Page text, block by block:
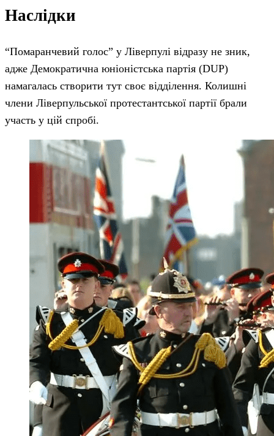
Наслідки
“Помаранчевий голос” у Ліверпулі відразу не зник,
адже Демократична юніоністська партія (DUP)
намагалась створити тут своє відділення. Колишні
члени Ліверпульської протестантської партії брали
участь у цій спробі.